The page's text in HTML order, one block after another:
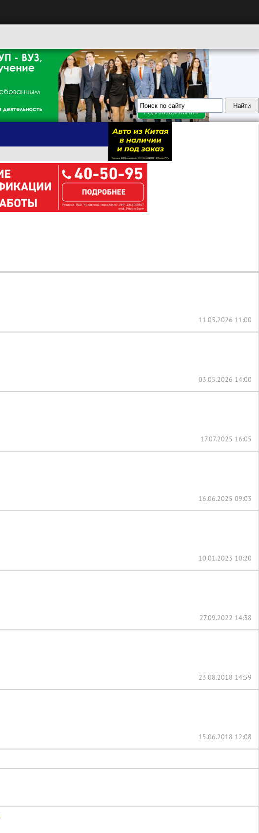
11.05.2026 11:00
03.05.2026 14:00
17.07.2025 16:05
16.06.2025 09:03
10.01.2023 10:20
27.09.2022 14:38
23.08.2018 14:59
15.06.2018 12:08